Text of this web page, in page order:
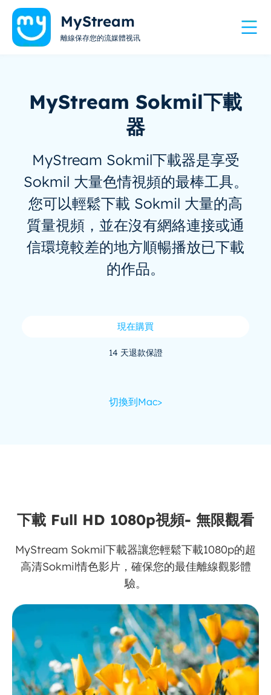
MyStream
離線保存您的流媒體视讯
MyStream Sokmil下載
器
MyStream Sokmil下載器是享受
Sokmil 大量色情視頻的最棒工具。
您可以輕鬆下載 Sokmil 大量的高
質量視頻，並在沒有網絡連接或通
信環境較差的地方順暢播放已下載
的作品。
現在購買
14 天退款保證
切換到Mac>
下載 Full HD 1080p視頻- 無限觀看
MyStream Sokmil下載器讓您輕鬆下載1080p的超
高清Sokmil情色影片，確保您的最佳離線觀影體
驗。